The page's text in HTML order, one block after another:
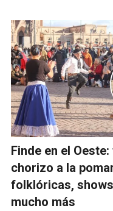
Finde en el
chorizo a la
folklóricas,
mucho más